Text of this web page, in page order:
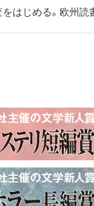
はじめる。欧州読